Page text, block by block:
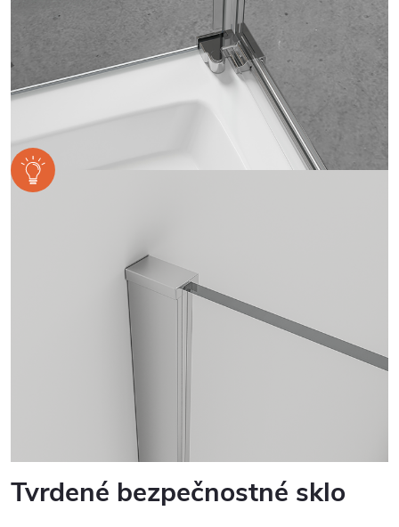
Tvrdené bezpečnostné sklo